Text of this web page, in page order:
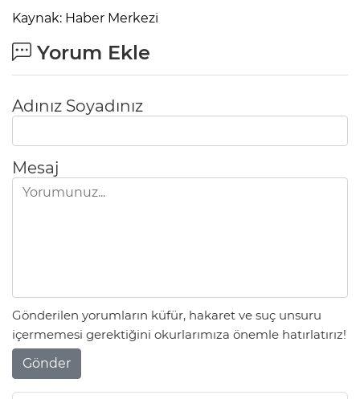
Kaynak: Haber Merkezi
Yorum Ekle
Adınız Soyadınız
Mesaj
Gönderilen yorumların küfür, hakaret ve suç unsuru
içermemesi gerektiğini okurlarımıza önemle hatırlatırız!
Gönder